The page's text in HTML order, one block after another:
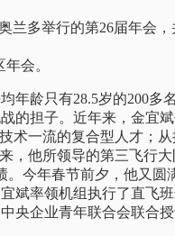
兰多举行的第26届年会，
会。
年龄只有28.5岁的200多
的担子。近年来，金宜
术一流的复合型人才；从
，他所领导的第三飞行
。今年春节前夕，他又圆
斌率领机组执行了直飞
央企业青年联合会联合